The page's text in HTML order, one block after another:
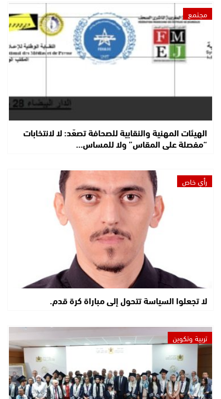
مجتمع
الهيئات المهنية والنقابية للصحافة تصعّد: لا لانتخابات
“مفصلة على المقاس” ولا للمساس…
رأي خاص
لا تجعلوا السياسة تتحول إلى مباراة كرة قدم.
تربية وتكوين